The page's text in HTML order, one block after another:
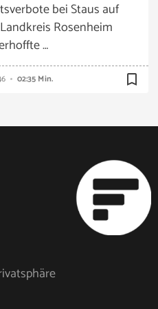
bei Staus auf
Rosenheim
…
02:35 Min. bookmark_border